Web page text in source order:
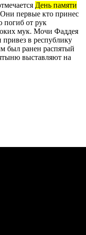
День памяти
первые кто принес
погиб от рук
мук. Мочи Фаддея
в республику
был ранен распятый
выставляют на